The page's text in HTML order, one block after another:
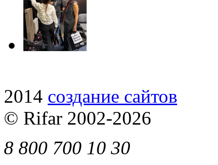
2014 cоздание сайтов
© Rifar 2002-2026
8 800 700 10 30